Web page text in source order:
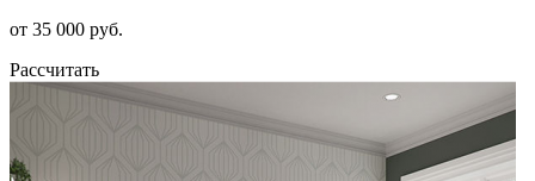
от 35 000 руб.
Рассчитать